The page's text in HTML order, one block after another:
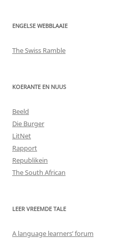
ENGELSE WEBBLAAIE
The Swiss Ramble
KOERANTE EN NUUS
Beeld
Die Burger
LitNet
Rapport
Republikein
The South African
LEER VREEMDE TALE
A language learners’ forum